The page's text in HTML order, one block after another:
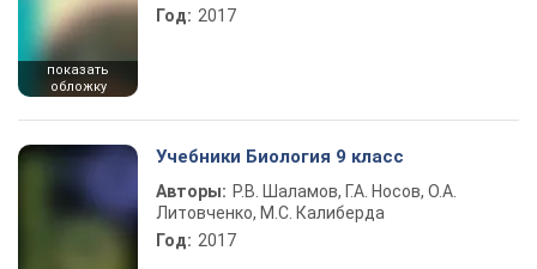
показать
обложку
Год: 2017
Учебники Биология 9 класс
Авторы: Р.В. Шаламов, Г.А. Носов, О.А.
Литовченко, М.С. Калиберда
Год: 2017